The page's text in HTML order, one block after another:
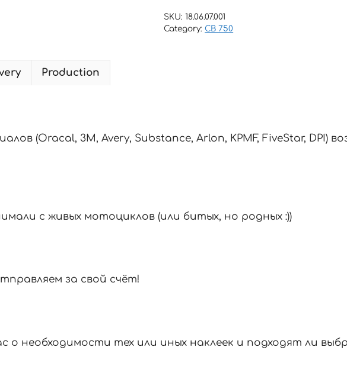
750
SKU:18.06.07.001
Category:CB 750
Production
(Oracal, 3M, Avery, Substance, Arlon, KPMF, FiveStar, DPI)
с живых мотоциклов (или битых, но родных :))
за свой счёт!
о необходимости тех или иных наклеек и подходят ли